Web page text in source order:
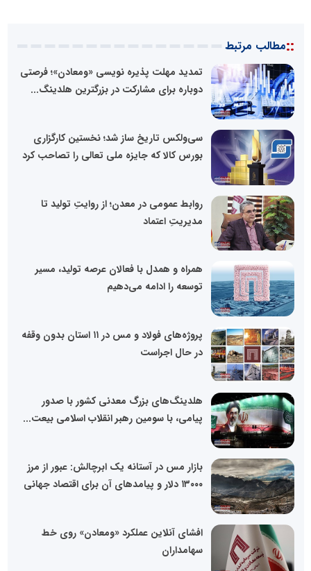
::مطالب مرتبط
تمدید مهلت پذیره نویسی «ومعادن»؛ فرصتی
دوباره برای مشارکت در بزرگترین هلدینگ...
سی‌ولکس تاریخ ساز شد؛ نخستین کارگزاری
بورس کالا که جایزه ملی تعالی را تصاحب کرد
روابط عمومی در معدن؛ از روایتِ تولید تا
مدیریتِ اعتماد
همراه و همدل با فعالان عرصه تولید، مسیر
توسعه را ادامه می‌دهیم
پروژه‌های فولاد و مس در ۱۱ استان بدون وقفه
در حال اجراست
هلدینگ‌های بزرگ معدنی کشور با صدور
پیامی، با سومین رهبر انقلاب اسلامی بیعت...
بازار مس در آستانه یک ابرچالش: عبور از مرز
۱۳۰۰۰ دلار و پیامدهای آن برای اقتصاد جهانی
افشای آنلاین عملکرد «ومعادن» روی خط
سهامداران